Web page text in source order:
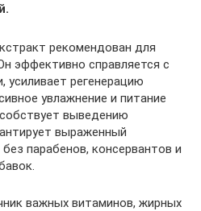
рекомендован для
эффективно справляется с
усиливает регенерацию
увлажнение и питание
выведению
выраженный
парабенов, консервантов и
важных витаминов, жирных